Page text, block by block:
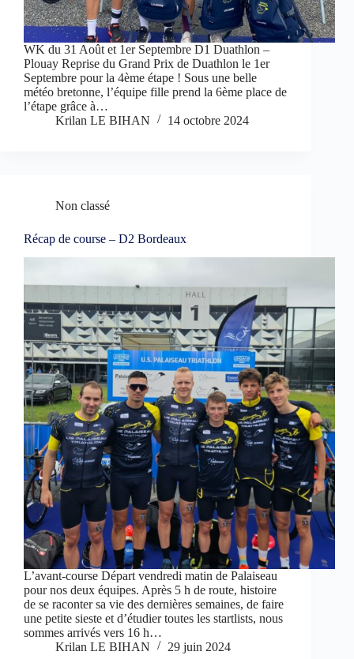
WK du 31 Août et 1er Septembre D1 Duathlon –
Plouay Reprise du Grand Prix de Duathlon le 1er
Septembre pour la 4ème étape ! Sous une belle
météo bretonne, l’équipe fille prend la 6ème place de
l’étape grâce à…
Krilan LE BIHAN
14 octobre 2024
Non classé
Récap de course – D2 Bordeaux
L’avant-course Départ vendredi matin de Palaiseau
pour nos deux équipes. Après 5 h de route, histoire
de se raconter sa vie des dernières semaines, de faire
une petite sieste et d’étudier toutes les startlists, nous
sommes arrivés vers 16 h…
Krilan LE BIHAN
29 juin 2024